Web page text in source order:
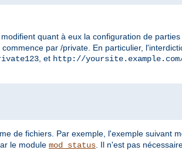
modifient quant à eux la configuration de
par /private. En particulier,
, et http://
de fichiers. Par exemple, l'exemple suivant
le module mod_status. Il n'est pas